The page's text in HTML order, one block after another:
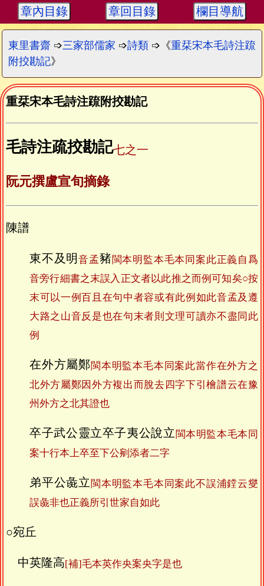
章內目錄 章回目錄 欄目導航
東里書齋 ➩三家部儒家 ➩詩類 ➩《重栞宋本毛詩注䟽
附挍勘記》
重栞宋本毛詩注䟽附挍勘記
毛詩注疏挍勘記七之一
阮元撰盧宣旬摘錄
陳譜
東不及明音孟豬閩本明監本毛本同案此正義自爲
音旁行細書之末誤入正文者以此推之而例可知矣○按
末可以一例百且在句中者容或有此例如此音孟及遵
大路之山音反是也在句末者則文理可讀亦不盡同此
例
在外方屬鄭閩本明監本毛本同案此當作在外方之
北外方屬鄭因外方複出而脫去四字下引檜譜云在豫
州外方之北其證也
卒子武公靈立卒子夷公說立 閩本明監本毛本同
案十行本上卒至下公剜添者二字
弟平公彘立 閩本明監本毛本同案此不誤浦鏜云燮
誤彘非也正義所引世家自如此
○宛丘
中英隆高[補]毛本英作央案央字是也